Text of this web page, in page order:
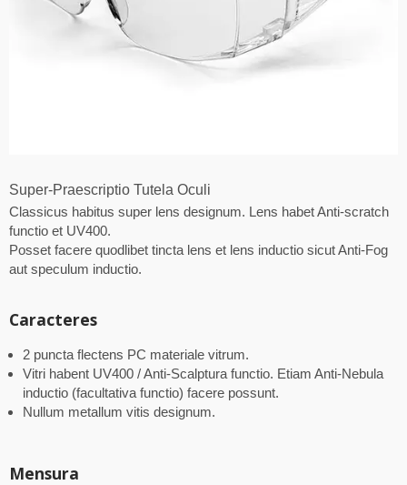
Super-Praescriptio Tutela Oculi
Classicus habitus super lens designum. Lens habet Anti-scratch
functio et UV400.
Posset facere quodlibet tincta lens et lens inductio sicut Anti-Fog
aut speculum inductio.
Caracteres
2 puncta flectens PC materiale vitrum.
Vitri habent UV400 / Anti-Scalptura functio. Etiam Anti-Nebula
inductio (facultativa functio) facere possunt.
Nullum metallum vitis designum.
Mensura